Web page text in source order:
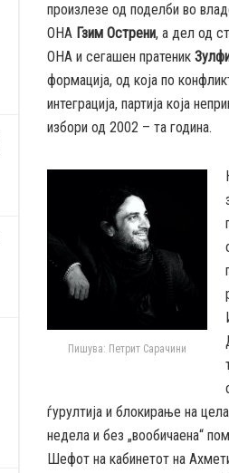
произлезе од поделби во
ОНА Гзим Острени, а дел од
ОНА и сегашен пратеник
формација, од која по
интеграција, партија која
избори од 2002 – та година.
Пишува: Петрит Сарачини
ѓурултија и блокирање на
недела и без „вообичаена“
Шефот на кабинетот на